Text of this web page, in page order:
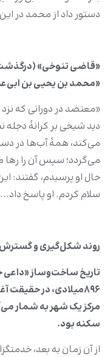
دستور داد از محمد در
«محمد بن یحیی بن
«معتضد در دورانی که
دید شیخی بر کرانۀ
می‌کند، همۀ آب‌ها در
می‌گردد؛ سپس آن را رها
حال او پرسیدم، گفتند:
سلام کردم. او پاسخ
روند شکل‌گیری و
۸۹۶میلادی، در
مرکز یک شهر به‌ شمار
سکنه بود.
از آن زمان به بعد،